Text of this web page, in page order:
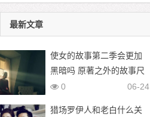
最新文章
使女的故事第二季会更加
黑暗吗 原著之外的故事尺
度更大
06-24
0
猎场罗伊人和老白什么关